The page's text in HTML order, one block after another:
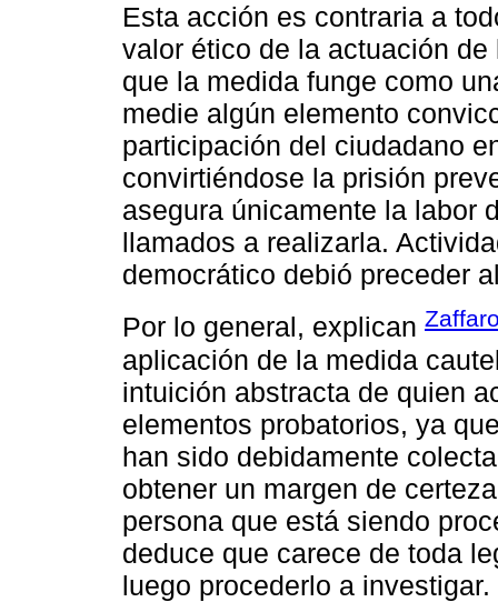
Esta acción es contraria a
valor ético de la actuación
que la medida funge como
medie algún elemento
participación del ciudadano
convirtiéndose la prisión
asegura únicamente la labor
llamados a realizarla.
democrático debió preceder
Por lo general, explican
aplicación de la medida
intuición abstracta de quien
elementos probatorios, ya
han sido debidamente
obtener un margen de
persona que está siendo
deduce que carece de toda
luego procederlo a investigar.